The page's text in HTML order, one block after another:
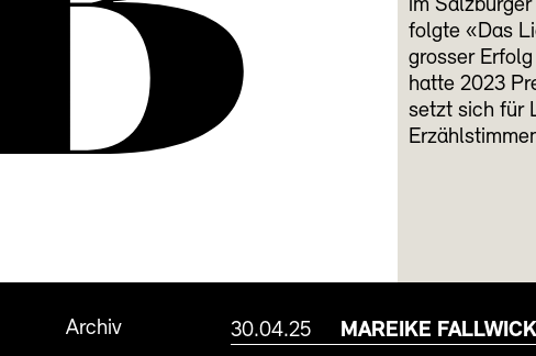
im
folgte «Das
grosser
hatte 2023
setzt sich für
Archiv 30.04.25 MAREIKE